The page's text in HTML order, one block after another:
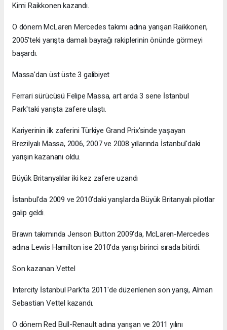
Kimi Raikkonen kazandı.
O dönem McLaren Mercedes takımı adına yarışan Raikkonen,
2005'teki yarışta damalı bayrağı rakiplerinin önünde görmeyi
başardı.
Massa'dan üst üste 3 galibiyet
Ferrari sürücüsü Felipe Massa, art arda 3 sene İstanbul
Park'taki yarışta zafere ulaştı.
Kariyerinin ilk zaferini Türkiye Grand Prix'sinde yaşayan
Brezilyalı Massa, 2006, 2007 ve 2008 yıllarında İstanbul'daki
yarışın kazananı oldu.
Büyük Britanyalılar iki kez zafere uzandı
İstanbul'da 2009 ve 2010'daki yarışlarda Büyük Britanyalı pilotlar
galip geldi.
Brawn takımında Jenson Button 2009'da, McLaren-Mercedes
adına Lewis Hamilton ise 2010'da yarışı birinci sırada bitirdi.
Son kazanan Vettel
Intercity İstanbul Park'ta 2011'de düzenlenen son yarışı, Alman
Sebastian Vettel kazandı.
O dönem Red Bull-Renault adına yarışan ve 2011 yılını